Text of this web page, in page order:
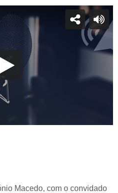
Macedo, com o convidado